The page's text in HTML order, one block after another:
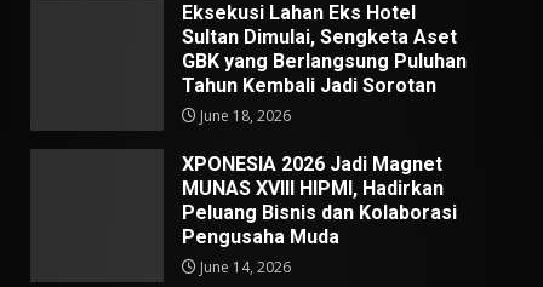
Eksekusi Lahan Eks Hotel
Sultan Dimulai, Sengketa Aset
GBK yang Berlangsung Puluhan
Tahun Kembali Jadi Sorotan
June 18, 2026
XPONESIA 2026 Jadi Magnet
MUNAS XVIII HIPMI, Hadirkan
Peluang Bisnis dan Kolaborasi
Pengusaha Muda
June 14, 2026